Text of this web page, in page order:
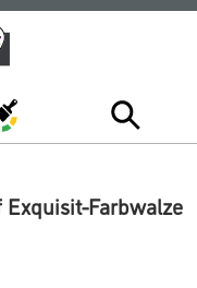
Farbwalze